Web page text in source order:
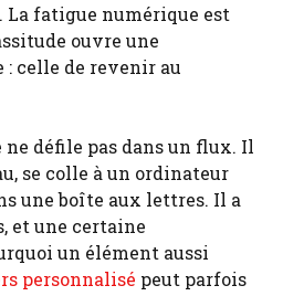
La fatigue numérique est
ouvre une
celle de revenir au
défile pas dans un flux. Il
se colle à un ordinateur
une boîte aux lettres. Il a
et une certaine
un élément aussi
personnalisé peut parfois